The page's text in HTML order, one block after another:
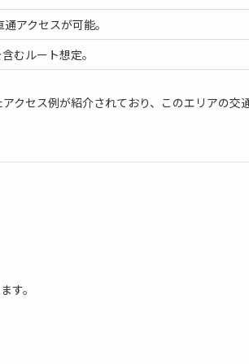
アクセスが可能。
むルート想定。
クセス例が紹介されており、このエリアの交
す。